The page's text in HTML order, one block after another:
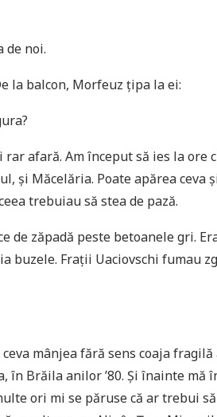
de noi.
la balcon, Morfeuz țipa la ei:
rar afară. Am început să ies la ore
și Măcelăria. Poate apărea ceva
trebuiau să stea de pază.
de zăpadă peste betoanele gri.
buzele. Frații Uaciovschi fumau
mânjea fără sens coaja
în Brăila anilor ’80. Și înainte mă
ori mi se păruse că ar trebui